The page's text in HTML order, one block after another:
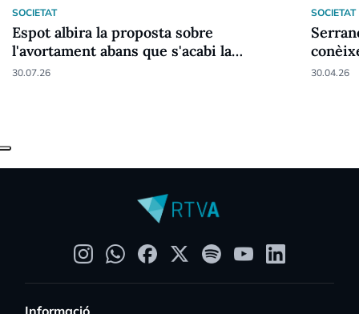
SOCIETAT
Espot albira la proposta sobre
l'avortament abans que s'acabi la
legislatura
30.07.26
SOCIETAT
30.04.26